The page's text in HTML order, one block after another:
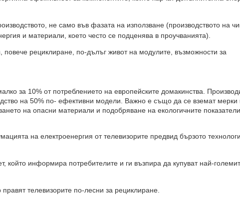
не само във фазата на използване (производството на
и материали, което често се подценява в проучванията).
повече рециклиране, по-дълъг живот на модулите, възможности за
за 10% от потреблението на европейските домакинства.
на 50% по- ефективни модели. Важно е също да се вземат мерки
на опасни материали и подобряване на екологичните показатели.
на електроенергия от телевизорите предвид бързото
който информира потребителите и ги възпира да купуват най-
правят телевизорите по-лесни за рециклиране.